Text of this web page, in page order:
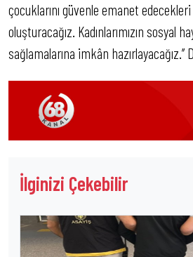
çocuklarını güvenle emanet
oluşturacağız. Kadınlarımızın sosyal
sağlamalarına imkân hazırlayacağız.’’
İlginizi Çekebilir